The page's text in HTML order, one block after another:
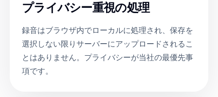
プライバシー重視の処理
録音はブラウザ内でローカルに処理され、保存を
選択しない限りサーバーにアップロードされるこ
とはありません。プライバシーが当社の最優先事
項です。